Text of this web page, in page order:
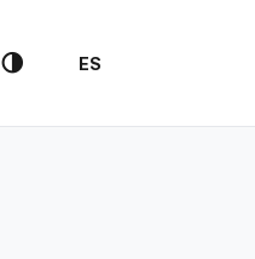
🌗 ES